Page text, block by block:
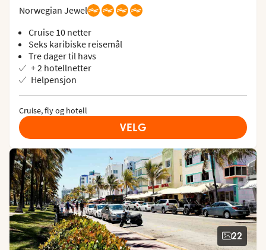
Norwegian Jewel
Cruise 10 netter
Seks karibiske reisemål
Tre dager til havs
+ 2 hotellnetter
Helpensjon
Cruise, fly og hotell
VELG
22